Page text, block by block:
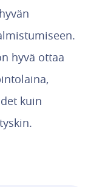
hyvä ottaa
kuin